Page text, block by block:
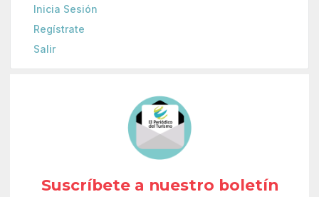
Inicia Sesión
Regístrate
Salir
Suscríbete a nuestro boletín